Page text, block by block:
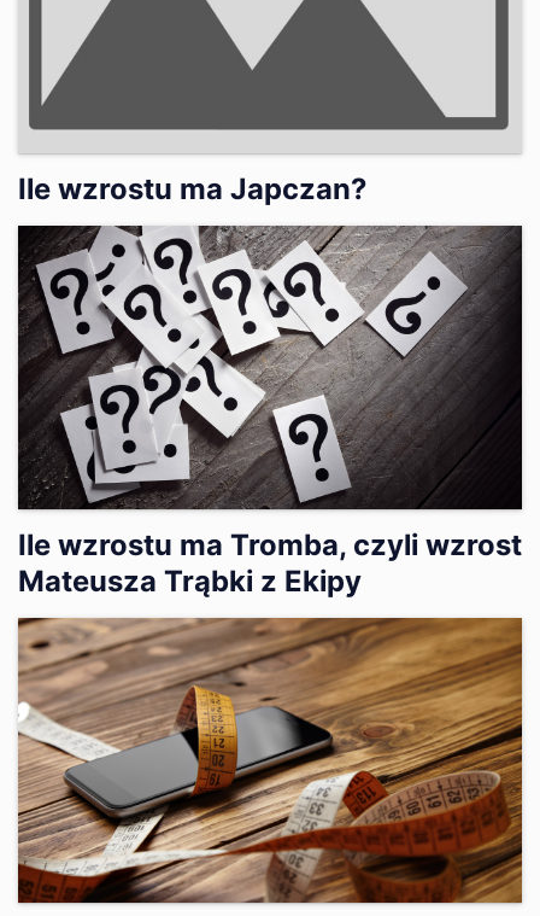
Ile wzrostu ma Japczan?
Ile wzrostu ma Tromba, czyli wzrost
Mateusza Trąbki z Ekipy